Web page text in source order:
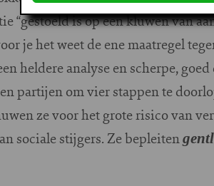
“gestoeld is op een kluwen van
je het weet de ene maatregel
heldere analyse en scherpe,
partijen om vier stappen te
ze voor het grote risico van
sociale stijgers. Ze bepleiten